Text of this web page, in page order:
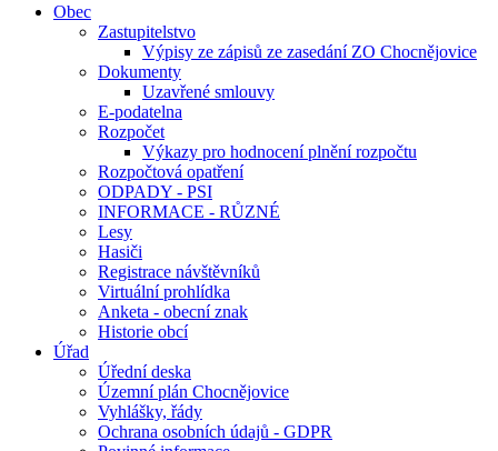
Obec
Zastupitelstvo
Výpisy ze zápisů ze zasedání ZO Chocnějovice
Dokumenty
Uzavřené smlouvy
E-podatelna
Rozpočet
Výkazy pro hodnocení plnění rozpočtu
Rozpočtová opatření
ODPADY - PSI
INFORMACE - RŮZNÉ
Lesy
Hasiči
Registrace návštěvníků
Virtuální prohlídka
Anketa - obecní znak
Historie obcí
Úřad
Úřední deska
Územní plán Chocnějovice
Vyhlášky, řády
Ochrana osobních údajů - GDPR